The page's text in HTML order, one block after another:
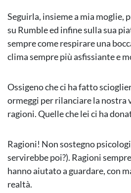
Seguirla, insieme a mia moglie,
su Rumble ed infine sulla sua
sempre come respirare una
clima sempre più asfissiante e
Ossigeno che ci ha fatto
ormeggi per rilanciare la nostra
ragioni. Quelle che lei ci ha
Ragioni! Non sostegno
servirebbe poi?). Ragioni
hanno aiutato a guardare, con
realtà.